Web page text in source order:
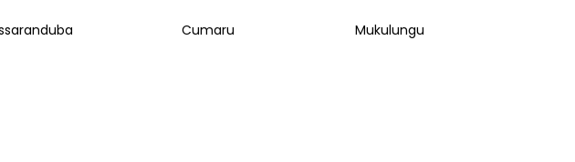
Cumaru Mukulungu